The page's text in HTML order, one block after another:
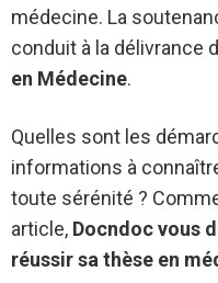
médecine. La
conduit à la délivrance
en Médecine.
Quelles sont les
informations à
toute sérénité ?
article, Docndoc vous
réussir sa thèse en